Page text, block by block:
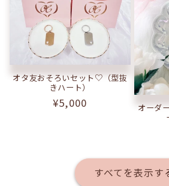
オタ友おそろいセット♡（型抜
きハート）
通
¥5,000
オーダ
すべてを表示す